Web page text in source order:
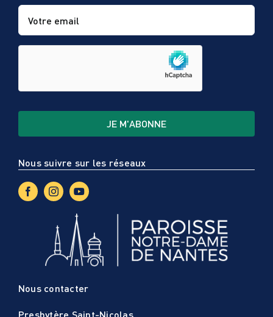
Nous suivre sur les réseaux
Nous contacter
Presbytère Saint-Nicolas